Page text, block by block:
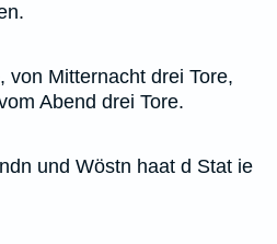
von Mitternacht drei Tore,
Abend drei Tore.
und Wöstn haat d Stat ie